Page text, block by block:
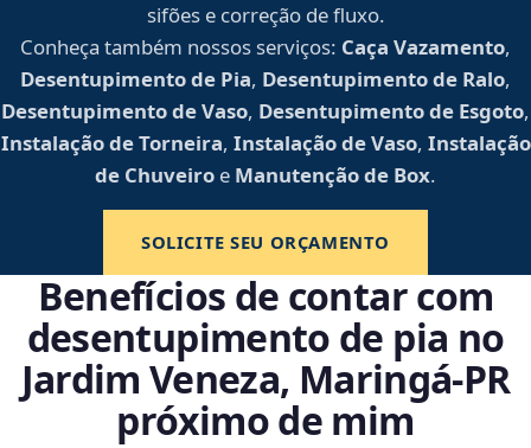
sifões e correção de fluxo.
Conheça também nossos serviços: Caça Vazamento,
Desentupimento de Pia, Desentupimento de Ralo,
Desentupimento de Vaso, Desentupimento de Esgoto,
Instalação de Torneira, Instalação de Vaso, Instalação
de Chuveiro e Manutenção de Box.
SOLICITE SEU ORÇAMENTO
Benefícios de contar com
desentupimento de pia no
Jardim Veneza, Maringá‑PR
próximo de mim